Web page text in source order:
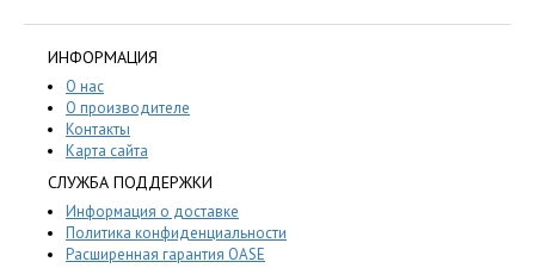
ИНФОРМАЦИЯ
О нас
О производителе
Контакты
Карта сайта
СЛУЖБА ПОДДЕРЖКИ
Информация о доставке
Политика конфиденциальности
Расширенная гарантия OASE